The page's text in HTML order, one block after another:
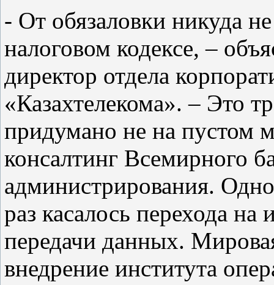
- От обязаловки никуда
налоговом кодексе, –
директор отдела
«Казахтелекома». – Это
придумано не на пустом
консалтинг Всемирного
администрирования.
раз касалось перехода
передачи данных.
внедрение института